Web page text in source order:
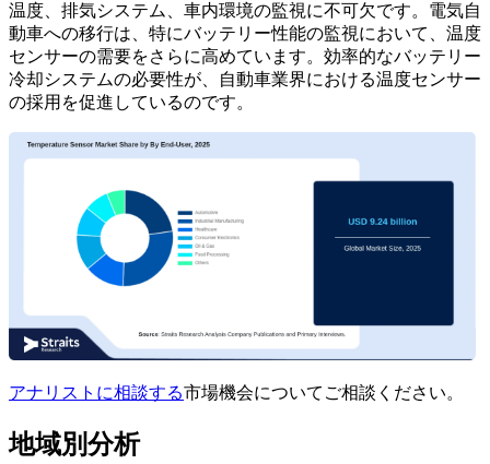
温度、排気システム、車内環境の監視に不可欠です。電気自
動車への移行は、特にバッテリー性能の監視において、温度
センサーの需要をさらに高めています。効率的なバッテリー
冷却システムの必要性が、自動車業界における温度センサー
の採用を促進しているのです。
アナリストに相談する市場機会についてご相談ください。
地域別分析